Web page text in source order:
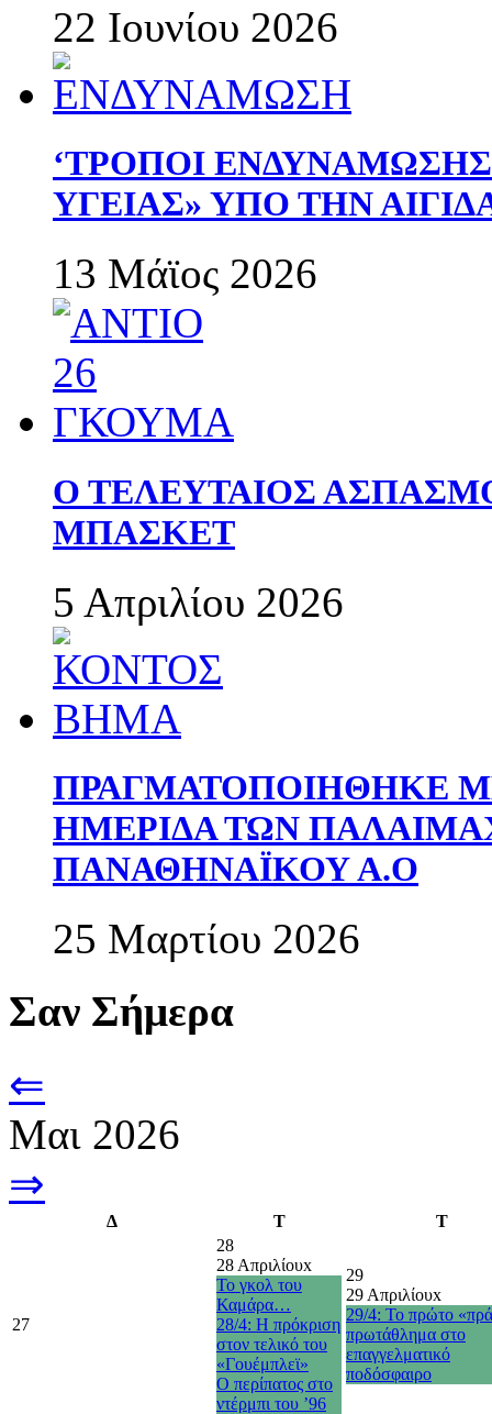
22 Ιουνίου 2026
‘ΤΡΟΠΟΙ
ΥΓΕΙΑΣ» ΥΠΟ ΤΗΝ
13 Μάϊος 2026
Ο ΤΕΛΕΥΤΑΙΟΣ
ΜΠΑΣΚΕΤ
5 Απριλίου 2026
ΠΡΑΓΜΑΤΟΠΟΙΗΘΗΚΕ
ΗΜΕΡΙΔΑ ΤΩΝ
ΠΑΝΑΘΗΝΑΪΚΟΥ Α.Ο
25 Μαρτίου 2026
Σαν Σήμερα
⇐
Μαι 2026
⇒
Δ Τ Τ
27
28
28 Απριλίουx
Το γκολ του
Καμάρα…
28/4: Η πρόκριση
στον τελικό του
«Γουέμπλεϊ»
O περίπατος στο
ντέρμπι του ’96
29
29 Απριλίουx
29/4: Το πρώτο
πρωτάθλημα στο
επαγγελματικό
ποδόσφαιρο